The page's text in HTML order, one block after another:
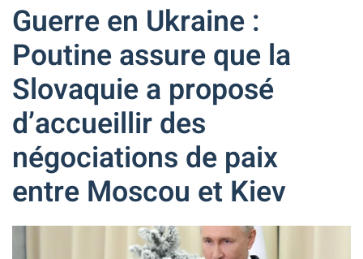
Guerre en Ukraine :
Poutine assure que la
Slovaquie a proposé
d’accueillir des
négociations de paix
entre Moscou et Kiev